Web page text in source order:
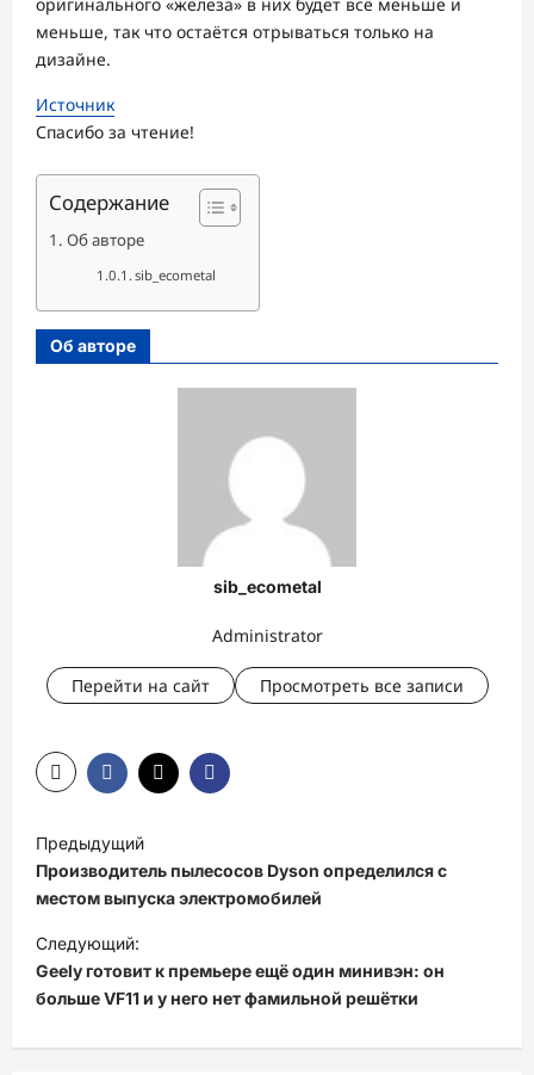
меньше, так что остаётся отрываться только на
дизайне.
Источник
Спасибо за чтение!
Содержание
Об авторе
sib_ecometal
Об авторе
sib_ecometal
Administrator
Перейти на сайт Просмотреть все записи
а
в
и
г
а
ц
Предыдущий
Производитель пылесосов Dyson определился с
местом выпуска электромобилей
Следующий:
Geely готовит к премьере ещё один минивэн: он
больше VF11 и у него нет фамильной решётки